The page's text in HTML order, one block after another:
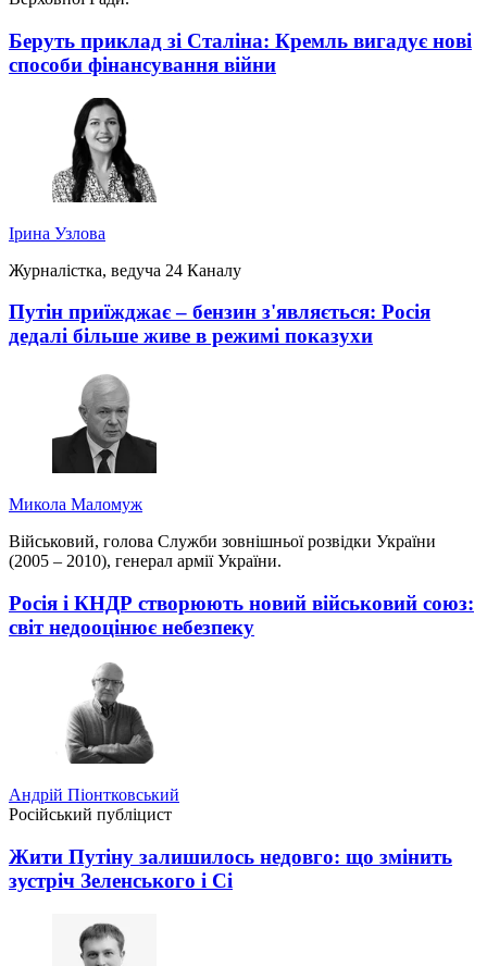
Беруть приклад зі Сталіна: Кремль вигадує нові
способи фінансування війни
Ірина Узлова
Журналістка, ведуча 24 Каналу
Путін приїжджає – бензин з'являється: Росія
дедалі більше живе в режимі показухи
Микола Маломуж
Військовий, голова Служби зовнішньої розвідки України
(2005 – 2010), генерал армії України.
Росія і КНДР створюють новий військовий союз:
світ недооцінює небезпеку
Андрій Піонтковський
Російський публіцист
Жити Путіну залишилось недовго: що змінить
зустріч Зеленського і Сі